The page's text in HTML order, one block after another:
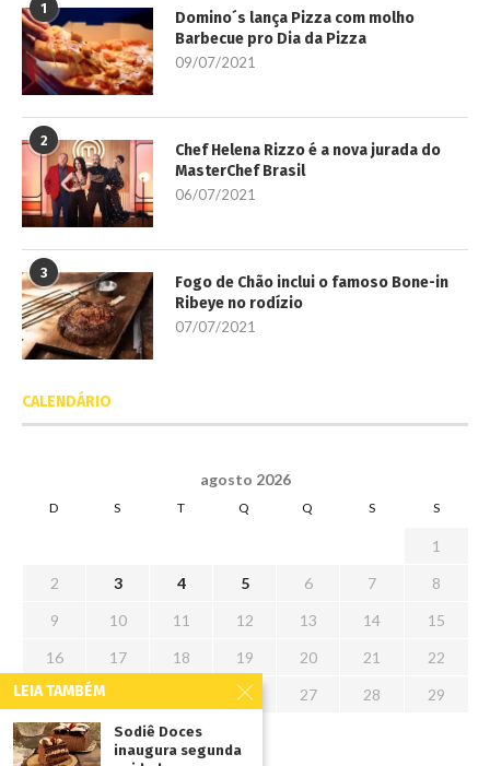
1
Domino´s lança Pizza com molho
Barbecue pro Dia da Pizza
09/07/2021
2
Chef Helena Rizzo é a nova jurada do
MasterChef Brasil
06/07/2021
3
Fogo de Chão inclui o famoso Bone-in
Ribeye no rodízio
07/07/2021
CALENDÁRIO
agosto 2026
D S T Q Q S S
1
2
3 4 5 6 7
8
9
10 11 12 13 14
15
16
17 18 19 20 21
22
23
26 27 28
29
30
31
LEIA TAMBÉM
Sodiê Doces
inaugura segunda